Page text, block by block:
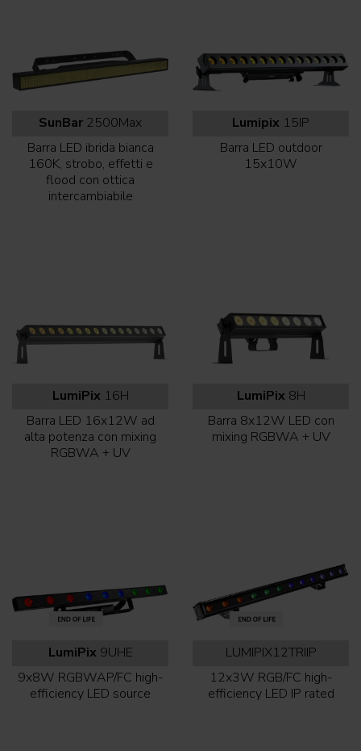
SunBar 2500Max
Barra LED ibrida bianca
160K, strobo, effetti e
flood con ottica
intercambiabile
Lumipix 15IP
Barra LED outdoor
15x10W
LumiPix 16H
Barra LED 16x12W ad
alta potenza con mixing
RGBWA + UV
LumiPix 8H
Barra 8x12W LED con
mixing RGBWA + UV
LumiPix 9UHE
9x8W RGBWAP/FC high-
efficiency LED source
LUMIPIX12TRIIP
12x3W RGB/FC high-
efficiency LED IP rated